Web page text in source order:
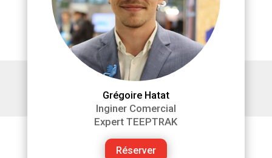
Grégoire Hatat
Inginer Comercial
Expert TEEPTRAK
Réserver